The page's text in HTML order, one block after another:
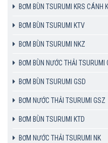
BƠM BÙN TSURUMI KRS CÁNH
BƠM BÙN TSURUMI KTV
BƠM BÙN TSURUMI NKZ
BƠM BÙN NƯỚC THẢI TSURUMI
BƠM BÙN TSURUMI GSD
BƠM NƯỚC THẢI TSURUMI GSZ
BƠM BÙN TSURUMI KTD
BƠM NƯỚC THẢI TSURUMI NK